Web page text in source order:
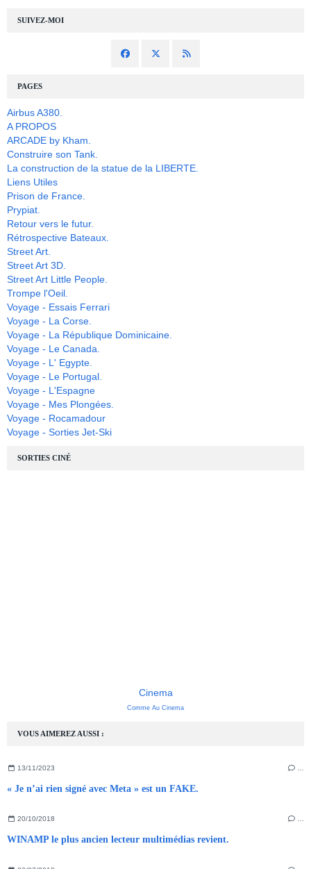
SUIVEZ-MOI
VOUS AIMEREZ AUSSI :
13/11/2023
« Je n’ai rien signé avec Meta » est un FAKE.
20/10/2018
WINAMP le plus ancien lecteur multimédias revient.
PAGES
Airbus A380.
A PROPOS
ARCADE by Kham.
Construire son Tank.
La construction de la statue de la LIBERTE.
Liens Utiles
Prison de France.
Prypiat.
Retour vers le futur.
Rétrospective Bateaux.
Street Art.
Street Art 3D.
Street Art Little People.
Trompe l'Oeil.
Voyage - Essais Ferrari
Voyage - La Corse.
Voyage - La République Dominicaine.
Voyage - Le Canada.
Voyage - L' Egypte.
Voyage - Le Portugal.
Voyage - L'Espagne
Voyage - Mes Plongées.
Voyage - Rocamadour
Voyage - Sorties Jet-Ski
SORTIES CINÉ
Cinema
Comme Au Cinema